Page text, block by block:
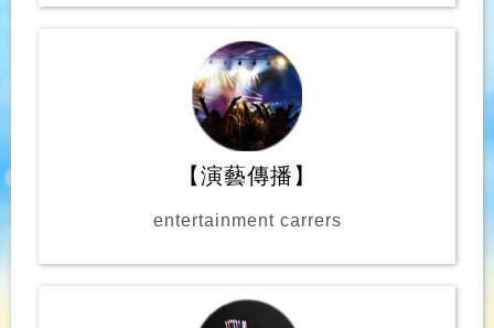
【演藝傳播】
entertainment carrers